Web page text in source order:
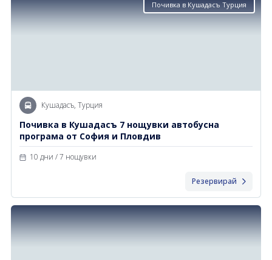
Почивка в Кушадасъ Турция
Кушадасъ, Турция
Почивка в Кушадасъ 7 нощувки автобусна
програма от София и Пловдив
10 дни / 7 нощувки
Резервирай